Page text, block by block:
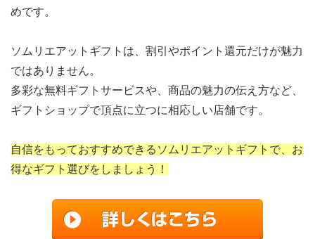
めです。
ソムリエアットギフトは、割引やポイント還元だけが魅力
ではありません。
多彩な無料ギフトサービスや、商品の魅力の伝え方など、
ギフトショップで頂点に立つに相応しい店舗です。
自信をもっておすすめできるソムリエアットギフトで、お
得なギフト選びをしましょう！